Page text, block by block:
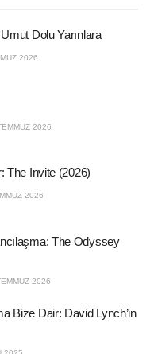
Dolu Yarınlara
2026
2026
The Invite (2026)
2026
The Odyssey
2026
Bize Dair: David Lynch’in